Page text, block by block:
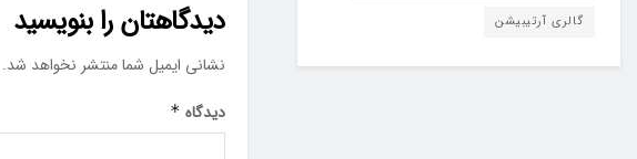
دیدگاهتان را بنویسید
نشانی ایمیل شما منتشر نخواهد شد.
دیدگاه *
گالری آرتیبیشن